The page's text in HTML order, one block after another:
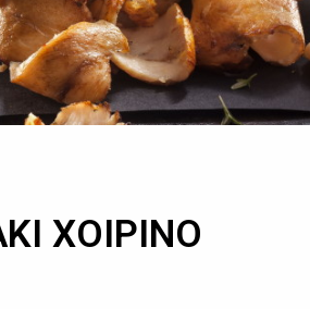
ΧΟΙΡΙΝΟ